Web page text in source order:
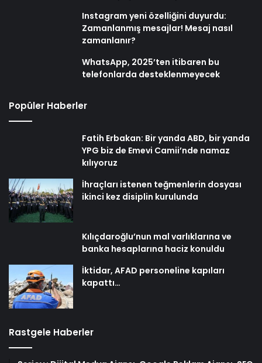
Instagram yeni özelliğini duyurdu:
Zamanlanmış mesajlar! Mesaj nasıl
zamanlanır?
WhatsApp, 2025’ten itibaren bu
telefonlarda desteklenmeyecek
Popüler Haberler
Fatih Erbakan: Bir yanda ABD, bir yanda
YPG biz de Emevi Camii’nde namaz
kılıyoruz
İhraçları istenen teğmenlerin dosyası
ikinci kez disiplin kurulunda
Kılıçdaroğlu’nun mal varlıklarına ve
banka hesaplarına haciz konuldu
İktidar, AFAD personeline kapıları
kapattı…
Rastgele Haberler